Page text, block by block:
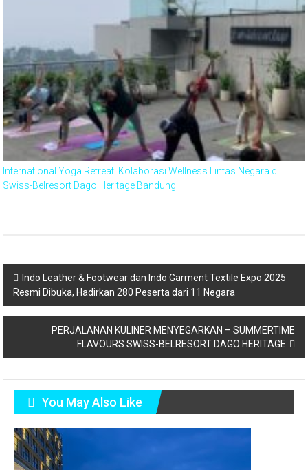
International Yoga Retreat: Kolaborasi Wellness Lintas Negara di
Swiss-Belresort Dago Heritage Bandung
Indo Leather & Footwear dan Indo Garment Textile Expo 2025
Resmi Dibuka, Hadirkan 280 Peserta dari 11 Negara
PERJALANAN KULINER MENYEGARKAN – SUMMERTIME
FLAVOURS SWISS-BELRESORT DAGO HERITAGE
You May Also Like